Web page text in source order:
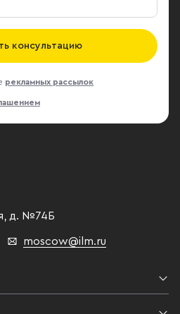
консультацию
рекламных рассылок
д. №74Б
moscow@ilm.ru